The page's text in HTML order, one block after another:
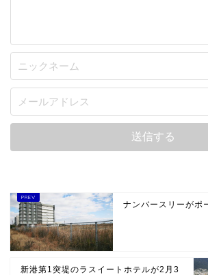
ナンバースリーがポ
新港第1突堤のラスイートホテルが2月3